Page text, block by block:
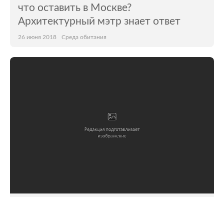
что оставить в Москве?
Архитектурный мэтр знает ответ
26 июня 2018 Среда обитания